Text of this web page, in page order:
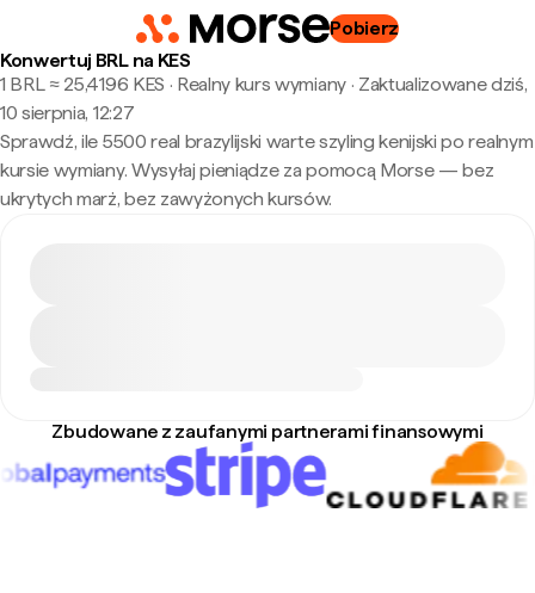
Pobierz
Konwertuj BRL na KES
1 BRL ≈ 25,4196 KES · Realny kurs wymiany· Zaktualizowane dziś,
10 sierpnia, 12:27
Sprawdź, ile 5500 real brazylijski warte szyling kenijski po realnym
kursie wymiany. Wysyłaj pieniądze za pomocą Morse — bez
ukrytych marż, bez zawyżonych kursów.
Zbudowane z zaufanymi partnerami finansowymi